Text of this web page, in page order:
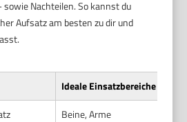
sowie Nachteilen. So kannst du
Aufsatz am besten zu dir und
Ideale Einsatzbereiche
Beine, Arme